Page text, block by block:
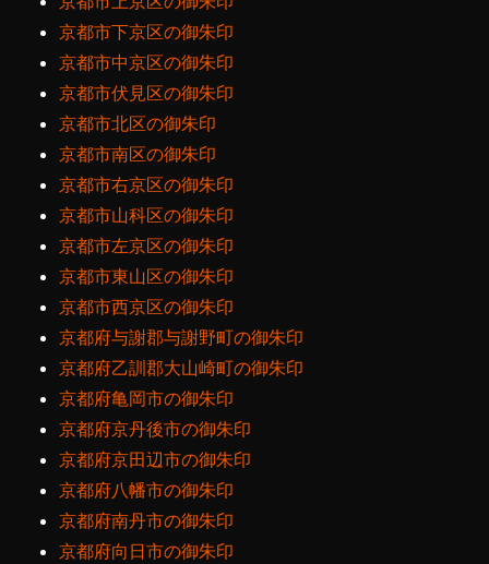
京都市下京区の御朱印
京都市中京区の御朱印
京都市伏見区の御朱印
京都市北区の御朱印
京都市南区の御朱印
京都市右京区の御朱印
京都市山科区の御朱印
京都市左京区の御朱印
京都市東山区の御朱印
京都市西京区の御朱印
京都府与謝郡与謝野町の御朱印
京都府乙訓郡大山崎町の御朱印
京都府亀岡市の御朱印
京都府京丹後市の御朱印
京都府京田辺市の御朱印
京都府八幡市の御朱印
京都府南丹市の御朱印
京都府向日市の御朱印